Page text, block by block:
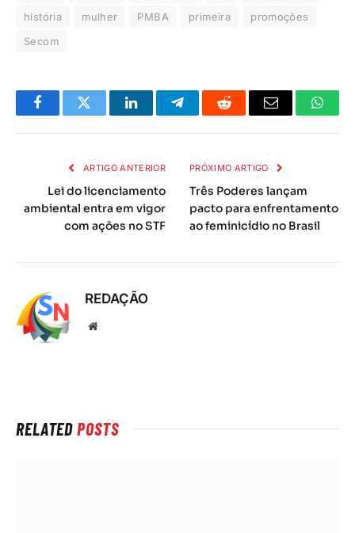
história
mulher PMBA primeira
promoções
Secom
FacebookTwitter LinkedInTelegramaReddit
E-
ARTIGO ANTERIOR
Lei do licenciamento
ambiental entra em vigor
com ações no STF
PRÓXIMO ARTIGO
Três Poderes lançam
pacto para enfrentamento
ao feminicídio no Brasil
REDAÇÃO
Local
RELATEDPOSTS